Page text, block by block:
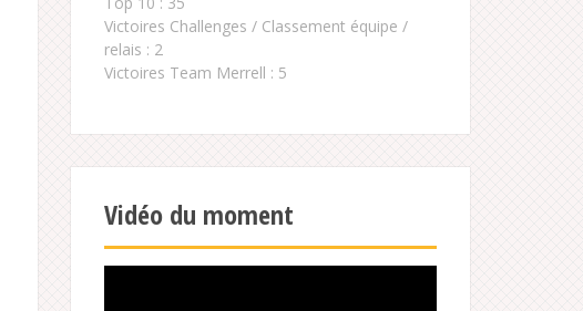
Victoires Challenges / Classement équipe /
relais : 2
Victoires Team Merrell : 5
Vidéo du moment